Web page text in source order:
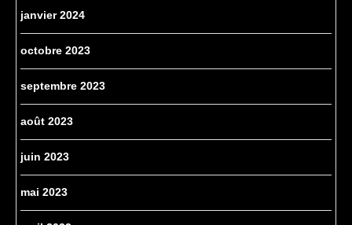
janvier 2024
octobre 2023
septembre 2023
août 2023
juin 2023
mai 2023